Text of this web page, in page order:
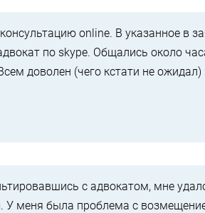
online. В указанное в
по skype. Общались около
доволен (чего кстати не ожидал)
с адвокатом, мне
У меня была проблема с